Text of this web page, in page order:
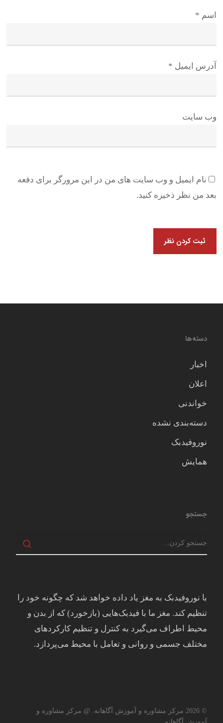
اسم *
آدرس ایمیل *
وب سایت
نام ایمیل و وب سایت های من در این مرورگر برای دفعه
بعد من نظر ذخیره کنید.
دسته‌ها
اخبار
اعلان
خواندنی
دسته‌بندی نشده
نوروفیدبک
همایش
جستجو
با نوروفیدبک به مغز ياد داده خواهد شد كه چگونه خود را
تنظيم كند. مغز ما با فيدبک‌هايی (بازخورد) که از بدن و
محيط اطراف می‌گيرد به کنترل و تنظيم کارکردهای
مختلف جسمی و روانی و تعامل با محيط می‌پردازد.
© 2026 مرکز مشاوره و آموزش آگاهانه. @ مرکز مشاوره و